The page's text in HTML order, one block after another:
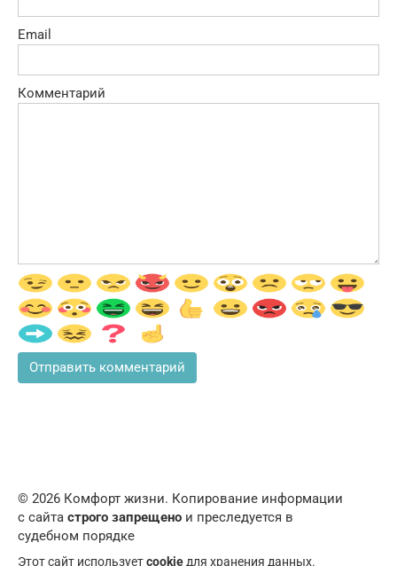
Email
Комментарий
© 2026 Комфорт жизни. Копирование информации
с сайта строго запрещено и преследуется в
судебном порядке
Этот сайт используетcookieдля хранения данных.